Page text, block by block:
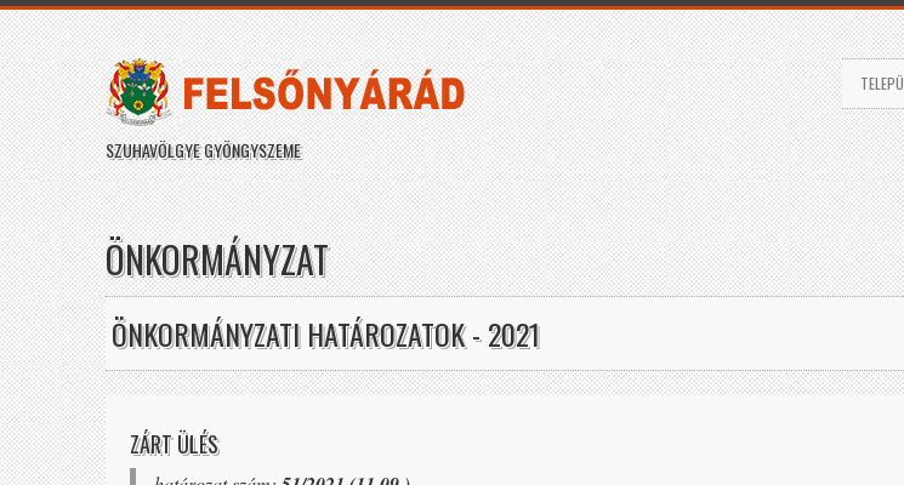
SZUHAVÖLGYE GYÖNGYSZEME
ÖNKORMÁNYZAT
ÖNKORMÁNYZATI HATÁROZATOK - 2021
ZÁRT ÜLÉS